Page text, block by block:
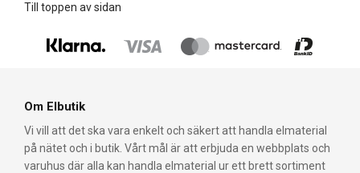
Till toppen av sidan
Om Elbutik
Vi vill att det ska vara enkelt och säkert att handla elmaterial
på nätet och i butik. Vårt mål är att erbjuda en webbplats och
varuhus där alla kan handla elmaterial ur ett brett sortiment